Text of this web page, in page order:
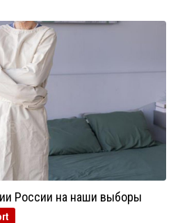
России на наши выборы